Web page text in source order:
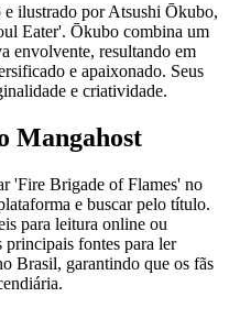
ilustrado por Atsushi Ōkubo,
Eater'. Ōkubo combina um
envolvente, resultando em
e apaixonado. Seus
e criatividade.
Mangahost
'Fire Brigade of Flames' no
e buscar pelo título.
para leitura online ou
fontes para ler
Brasil, garantindo que os fãs